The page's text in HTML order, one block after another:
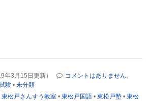
年3月15日更新）
コメントはありません。
験 • 未分類
東松戸さんすう教室 • 東松戸国語 • 東松戸塾 • 東松